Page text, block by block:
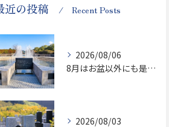
近の投稿 Recent Posts
2026/08/06
8月はお盆以外にも是非ご供養の気持ちを！
2026/08/03